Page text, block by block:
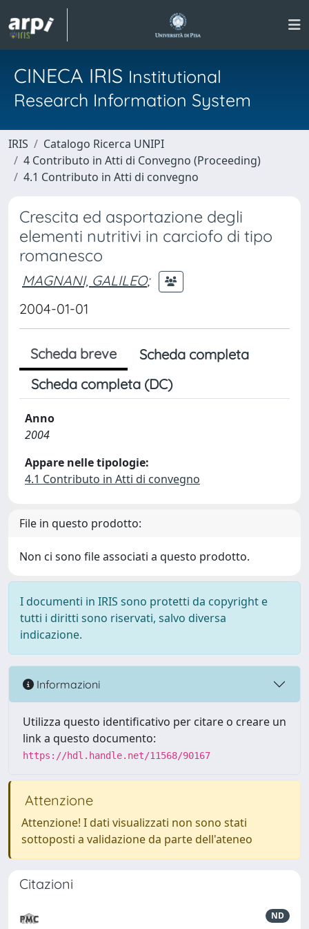
CINECA IRIS Institutional
Research Information System
IRIS
Catalogo Ricerca UNIPI
4 Contributo in Atti di Convegno (Proceeding)
4.1 Contributo in Atti di convegno
Crescita ed asportazione degli
elementi nutritivi in carciofo di tipo
romanesco
MAGNANI, GALILEO;
2004-01-01
Scheda breve
Scheda completa
Scheda completa (DC)
Anno
2004
Appare nelle tipologie:
4.1 Contributo in Atti di convegno
File in questo prodotto:
Non ci sono file associati a questo prodotto.
I documenti in IRIS sono protetti da copyright e
tutti i diritti sono riservati, salvo diversa
indicazione.
Informazioni
Utilizza questo identificativo per citare o creare un
link a questo documento:
https://hdl.handle.net/11568/90167
Attenzione
Attenzione! I dati visualizzati non sono stati
sottoposti a validazione da parte dell'ateneo
Citazioni
ND